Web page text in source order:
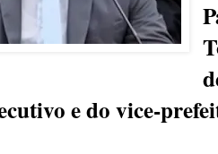
e do vice-